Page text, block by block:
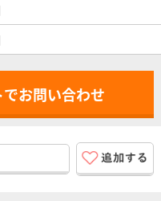
お問い合わせ